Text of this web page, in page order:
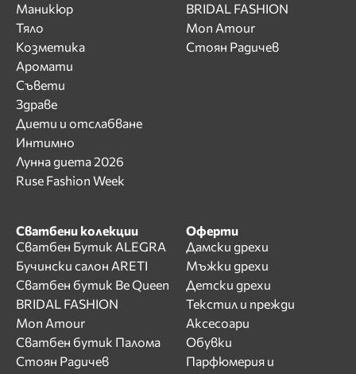
Маникюр
Тяло
Козметика
Аромати
Съвети
Здраве
Диети и отслабване
Интимно
Лунна диета 2026
Ruse Fashion Week
BRIDAL FASHION
Mon Amour
Стоян Радичев
Сватбени колекции
Сватбен Бутик ALEGRA
Бучински салон ARETI
Сватбен бутик Be Queen
BRIDAL FASHION
Mon Amour
Сватбен бутик Палома
Стоян Радичев
Оферти
Дамски дрехи
Мъжки дрехи
Детски дрехи
Текстил и прежди
Аксесоари
Обувки
Парфюмерия и